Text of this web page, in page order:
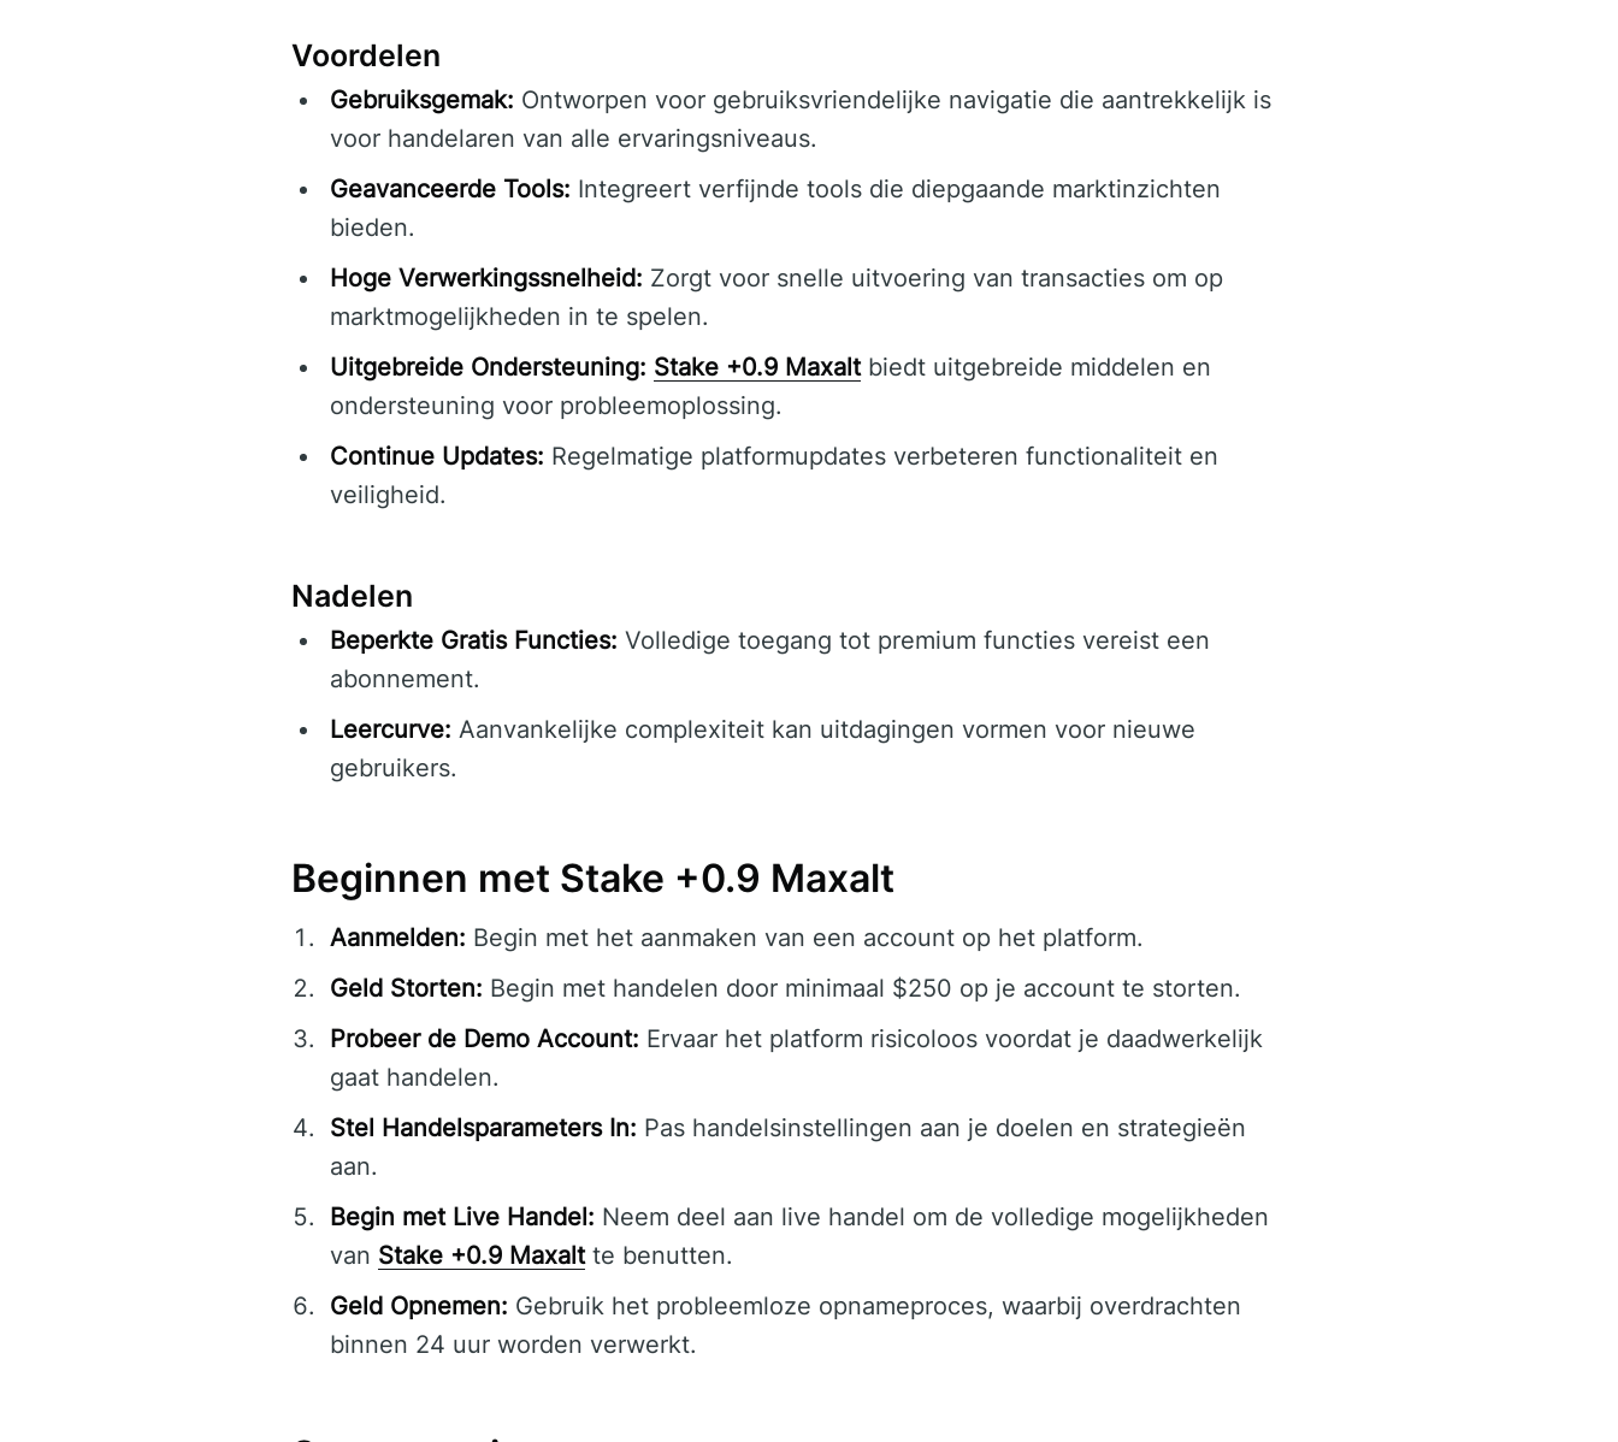
Voordelen
Gebruiksgemak: Ontworpen voor gebruiksvriendelijke navigatie die aantrekkelijk is
voor handelaren van alle ervaringsniveaus.
Geavanceerde Tools: Integreert verfijnde tools die diepgaande marktinzichten
bieden.
Hoge Verwerkingssnelheid: Zorgt voor snelle uitvoering van transacties om op
marktmogelijkheden in te spelen.
Uitgebreide Ondersteuning: Stake +0.9 Maxaltbiedt uitgebreide middelen en
ondersteuning voor probleemoplossing.
Continue Updates: Regelmatige platformupdates verbeteren functionaliteit en
veiligheid.
Nadelen
Beperkte Gratis Functies: Volledige toegang tot premium functies vereist een
abonnement.
Leercurve: Aanvankelijke complexiteit kan uitdagingen vormen voor nieuwe
gebruikers.
Beginnen met Stake +0.9 Maxalt
Aanmelden: Begin met het aanmaken van een account op het platform.
Geld Storten: Begin met handelen door minimaal $250 op je account te storten.
Probeer de Demo Account: Ervaar het platform risicoloos voordat je daadwerkelijk
gaat handelen.
Stel Handelsparameters In: Pas handelsinstellingen aan je doelen en strategieën
aan.
Begin met Live Handel: Neem deel aan live handel om de volledige mogelijkheden
van Stake +0.9 Maxaltte benutten.
Geld Opnemen: Gebruik het probleemloze opnameproces, waarbij overdrachten
binnen 24 uur worden verwerkt.